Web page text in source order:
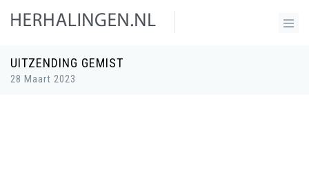
UITZENDING GEMIST
28 Maart 2023